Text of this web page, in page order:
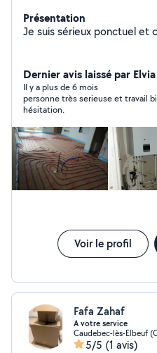
Présentation
Je suis sérieux ponctuel et
Dernier avis laissé par
Il y a plus de 6 mois
personne très serieuse et travail
hésitation.
Voir le profil
Fafa Zahaf
A votre service
Caudebec-lès-Elbeuf
5/5 (1 avis)